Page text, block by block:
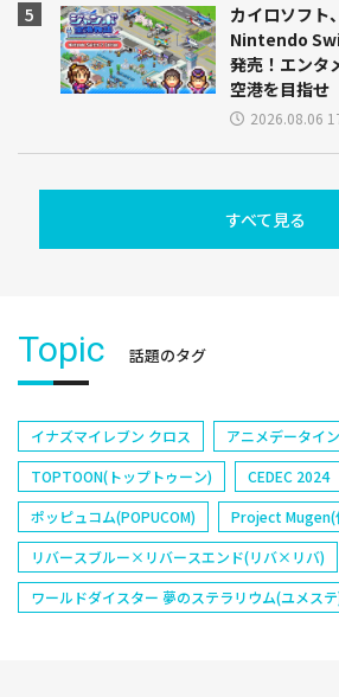
カイロソフト
Nintendo
発売！エンタ
空港を目指せ
2026.08.06
すべて見る
Topic 話題のタグ
イナズマイレブン クロス
アニメデータイ
TOPTOON(トップトゥーン)
CEDEC 2024
ポッピュコム(POPUCOM)
Project Mugen(
リバースブルー×リバースエンド(リバ×リバ)
ワールドダイスター 夢のステラリウム(ユメス